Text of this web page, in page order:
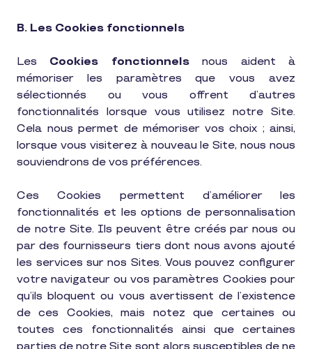
B. Les Cookies fonctionnels
Les Cookies fonctionnelsnous aident à
mémoriser les paramètres que vous avez
sélectionnés ou vous offrent d’autres
fonctionnalités lorsque vous utilisez notre Site.
Cela nous permet de mémoriser vos choix ; ainsi,
lorsque vous visiterez à nouveau le Site, nous nous
souviendrons de vos préférences.
Ces Cookies permettent d’améliorer les
fonctionnalités et les options de personnalisation
de notre Site. Ils peuvent être créés par nous ou
par des fournisseurs tiers dont nous avons ajouté
les services sur nos Sites. Vous pouvez configurer
votre navigateur ou vos paramètres Cookies pour
qu’ils bloquent ou vous avertissent de l’existence
de ces Cookies, mais notez que certaines ou
toutes ces fonctionnalités ainsi que certaines